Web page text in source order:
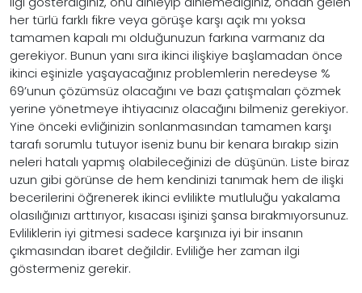
her türlü farklı fikre veya görüşe karşı açık mı yoksa
tamamen kapalı mı olduğunuzun farkına varmanız da
gerekiyor. Bunun yanı sıra ikinci ilişkiye başlamadan önce
ikinci eşinizle yaşayacağınız problemlerin neredeyse %
69’unun çözümsüz olacağını ve bazı çatışmaları çözmek
yerine yönetmeye ihtiyacınız olacağını bilmeniz gerekiyor.
Yine önceki evliğinizin sonlanmasından tamamen karşı
tarafı sorumlu tutuyor iseniz bunu bir kenara bırakıp sizin
neleri hatalı yapmış olabileceğinizi de düşünün. Liste biraz
uzun gibi görünse de hem kendinizi tanımak hem de ilişki
becerilerini öğrenerek ikinci evlilikte mutluluğu yakalama
olasılığınızı arttırıyor, kısacası işinizi şansa bırakmıyorsunuz.
Evliliklerin iyi gitmesi sadece karşınıza iyi bir insanın
çıkmasından ibaret değildir. Evliliğe her zaman ilgi
göstermeniz gerekir.